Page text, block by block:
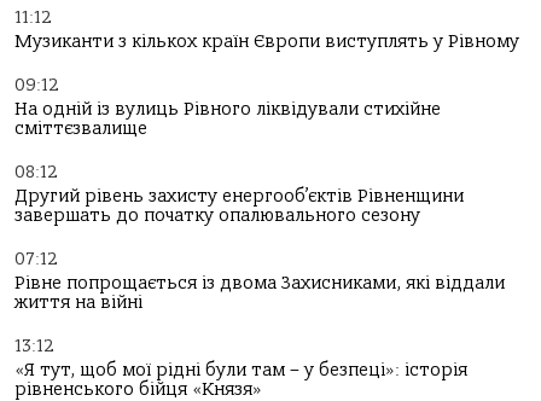
11:12
Музиканти з кількох країн Європи виступлять у Рівному
09:12
На одній із вулиць Рівного ліквідували стихійне
сміттєзвалище
08:12
Другий рівень захисту енергооб’єктів Рівненщини
завершать до початку опалювального сезону
07:12
Рівне попрощається із двома Захисниками, які віддали
життя на війні
13:12
«Я тут, щоб мої рідні були там – у безпеці»: історія
рівненського бійця «Князя»